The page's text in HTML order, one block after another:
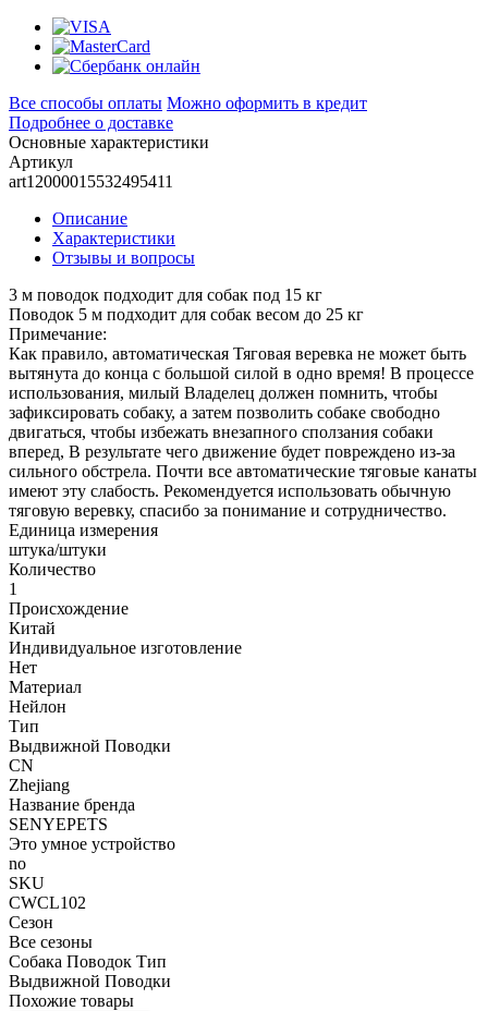
Все способы оплаты Можно оформить в кредит
Подробнее о доставке
Основные характеристики
Артикул
art12000015532495411
Описание
Характеристики
Отзывы и вопросы
3 м поводок подходит для собак под 15 кг
Поводок 5 м подходит для собак весом до 25 кг
Примечание:
Как правило, автоматическая Тяговая веревка не может быть
вытянута до конца с большой силой в одно время! В процессе
использования, милый Владелец должен помнить, чтобы
зафиксировать собаку, а затем позволить собаке свободно
двигаться, чтобы избежать внезапного сползания собаки
вперед, В результате чего движение будет повреждено из-за
сильного обстрела. Почти все автоматические тяговые канаты
имеют эту слабость. Рекомендуется использовать обычную
тяговую веревку, спасибо за понимание и сотрудничество.
Единица измерения
штука/штуки
Количество
1
Происхождение
Китай
Индивидуальное изготовление
Нет
Материал
Нейлон
Тип
Выдвижной Поводки
CN
Zhejiang
Название бренда
SENYEPETS
Это умное устройство
no
SKU
CWCL102
Сезон
Все сезоны
Собака Поводок Тип
Выдвижной Поводки
Похожие товары